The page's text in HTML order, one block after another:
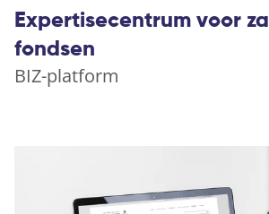
Expertisecentrum voor
fondsen
BIZ-platform